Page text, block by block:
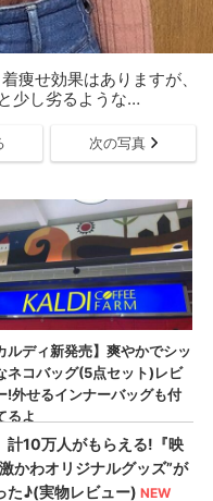
痩せ効果はありますが、
少し劣るような…
次の写真